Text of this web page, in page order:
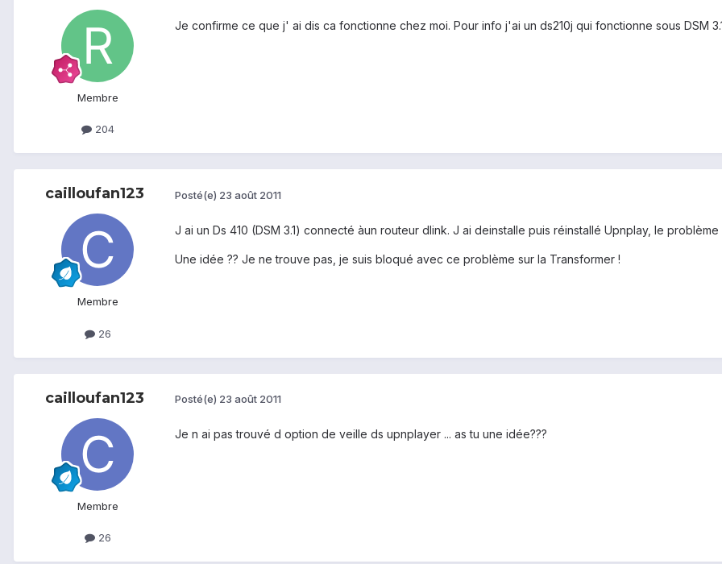
Membre
204
Je confirme ce que j' ai dis ca fonctionne chez moi. Pour info j'ai un ds210j qui fonctionne sous DSM
cailloufan123
Membre
26
Posté(e) 23 août 2011
J ai un Ds 410 (DSM 3.1) connecté àun routeur dlink. J ai deinstalle puis réinstallé Upnplay, le
Une idée ?? Je ne trouve pas, je suis bloqué avec ce problème sur la Transformer !
cailloufan123
Membre
26
Posté(e) 23 août 2011
Je n ai pas trouvé d option de veille ds upnplayer ... as tu une idée???